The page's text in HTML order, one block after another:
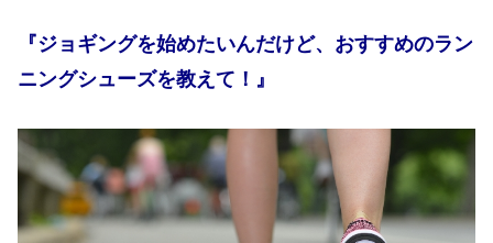
『ジョギングを始めたいんだけど、おすすめのラン
ニングシューズを教えて！』